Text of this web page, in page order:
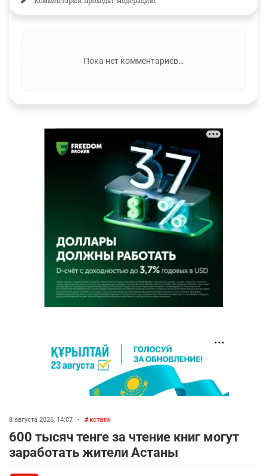
Пока нет комментариев…
8 августа 2026, 14:07 • кстати
600 тысяч тенге за чтение книг могут
заработать жители Астаны